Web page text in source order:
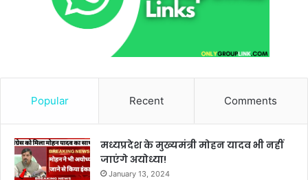
Popular Recent Comments
मध्यप्रदेश के मुख्यमंत्री मोहन यादव भी नहीं
जाएंगे अयोध्या!
January 13, 2024